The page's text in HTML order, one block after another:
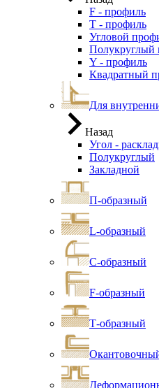
F - профиль
Т - профиль
Угловой
Полукруглый
Y - профиль
Квадратный
Для
Назад
Угол -
Полукруглый
Закладной
П-образный
L-образный
С-образный
F-образный
Т-образный